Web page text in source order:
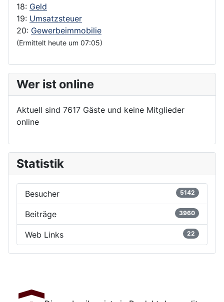
18: Geld
19: Umsatzsteuer
20: Gewerbeimmobilie
(Ermittelt heute um 07:05)
Wer ist online
Aktuell sind 7617 Gäste und keine Mitglieder
online
Statistik
Besucher 5142
Beiträge 3960
Web Links 22